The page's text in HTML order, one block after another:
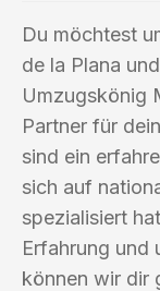
Du möchtest
de la Plana
Umzugskönig
Partner für
sind ein
sich auf
spezialisiert
Erfahrung und
können wir dir